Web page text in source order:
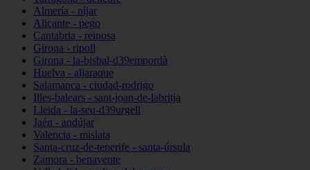
Almería - níjar
Alicante - pego
Cantabria - reinosa
Girona - ripoll
Girona - la-bisbal-d39empordà
Huelva - aljaraque
Salamanca - ciudad-rodrigo
Illes-balears - sant-joan-de-labritja
Lleida - la-seu-d39urgell
Jaén - andújar
Valencia - mislata
Santa-cruz-de-tenerife - santa-úrsula
Zamora - benavente